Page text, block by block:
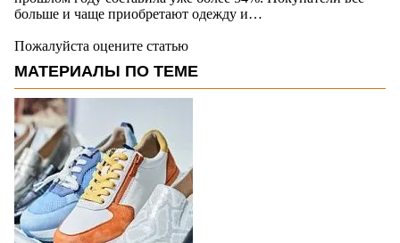
больше и чаще приобретают одежду и…
Пожалуйста оцените статью
МАТЕРИАЛЫ ПО ТЕМЕ